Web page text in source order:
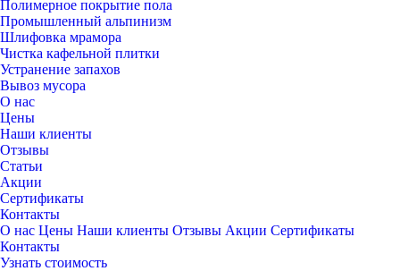
Полимерное покрытие пола
Промышленный альпинизм
Шлифовка мрамора
Чистка кафельной плитки
Устранение запахов
Вывоз мусора
О нас
Цены
Наши клиенты
Отзывы
Статьи
Акции
Сертификаты
Контакты
О нас Цены Наши клиенты Отзывы Акции Сертификаты
Контакты
Узнать стоимость